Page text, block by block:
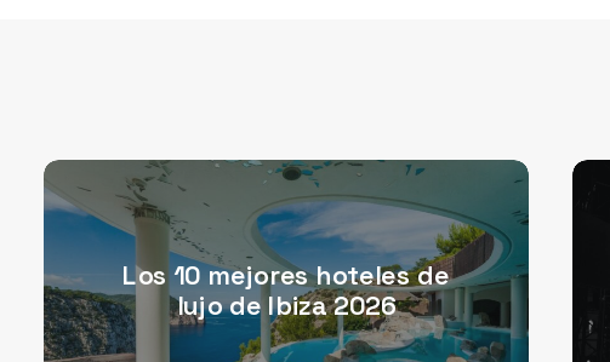
Los 10 mejores hoteles de
lujo de Ibiza 2026